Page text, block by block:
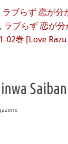
ラブらず 恋が分
, ラブらず 恋が
巻 [Love
Saiban